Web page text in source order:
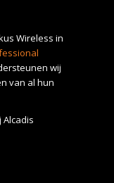
Wireless in
wij
van al hun
Alcadis